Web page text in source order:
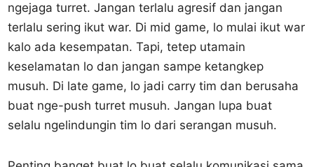
ngejaga turret. Jangan terlalu agresif dan jangan
terlalu sering ikut war. Di mid game, lo mulai ikut war
kalo ada kesempatan. Tapi, tetep utamain
keselamatan lo dan jangan sampe ketangkep
musuh. Di late game, lo jadi carry tim dan berusaha
buat nge-push turret musuh. Jangan lupa buat
selalu ngelindungin tim lo dari serangan musuh.